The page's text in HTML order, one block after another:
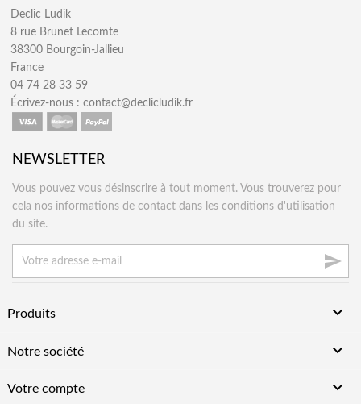
Declic Ludik
8 rue Brunet Lecomte
38300 Bourgoin-Jallieu
France
04 74 28 33 59
Écrivez-nous :contact@declicludik.fr
NEWSLETTER
Vous pouvez vous désinscrire à tout moment. Vous trouverez pour
cela nos informations de contact dans les conditions d'utilisation
du site.

Produits 
Notre société 
Votre compte 